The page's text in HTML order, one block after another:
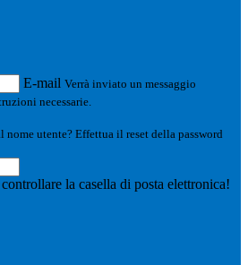
E-mail Verrà inviato un messaggio
necessarie.
nome utente? Effettua il reset della password
la casella di posta elettronica!